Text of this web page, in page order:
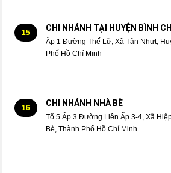
15 CHI NHÁNH TẠI HUYỆN BÌNH
Ấp 1 Đường Thế Lữ, Xã Tân Nhựt,
Phố Hồ Chí Minh
16 CHI NHÁNH NHÀ BÈ
Tổ 5 Ấp 3 Đường Liên Ấp 3-4, Xã
Bè, Thành Phố Hồ Chí Minh